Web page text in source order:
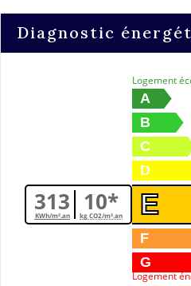
Diagnostic
313
KWh/m².an 10*
kg CO2/m².an
Logement
A
B
C
D
E
F
G
Logement